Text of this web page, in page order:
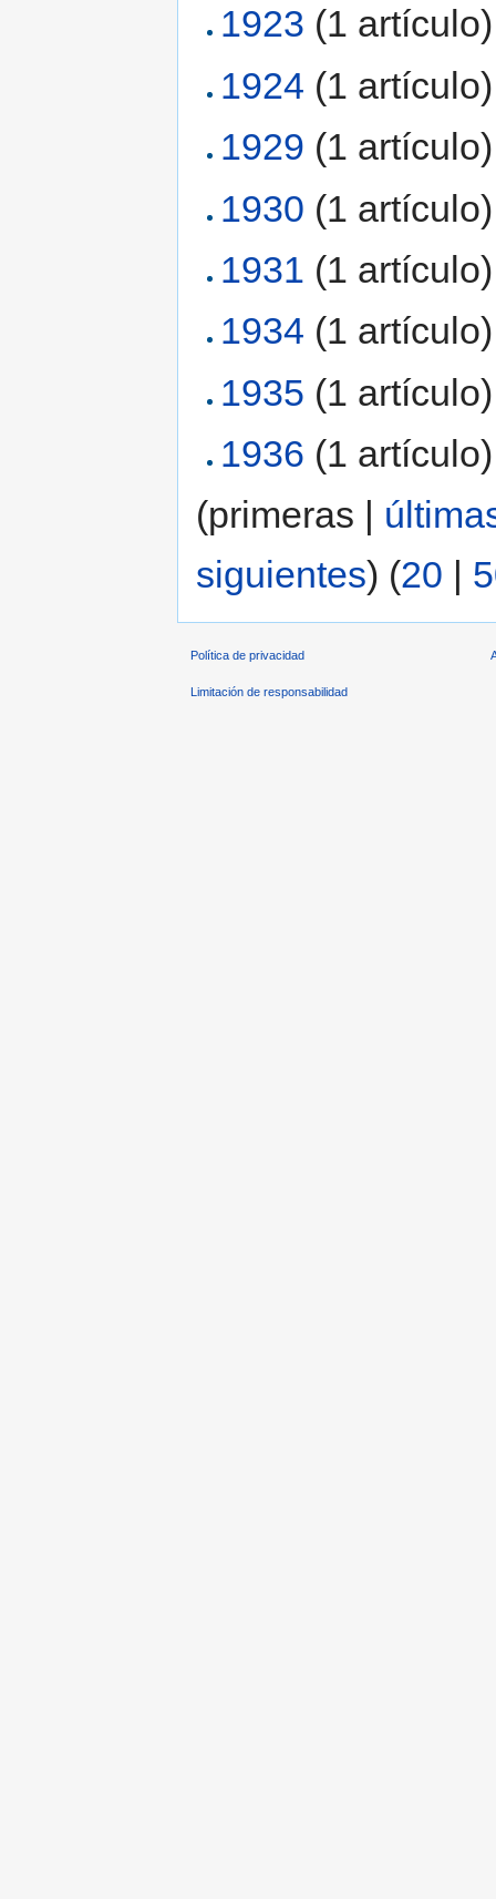
1923 ‏‎ (1 artículo)
1924 ‏‎ (1 artículo)
1929 ‏‎ (1 artículo)
1930 ‏‎ (1 artículo)
1931 ‏‎ (1 artículo)
1934 ‏‎ (1 artículo)
1935 ‏‎ (1 artículo)
1936 ‏‎ (1 artículo)
(primeras |
siguientes) (20
Política de privacidad
Limitación de responsabilidad